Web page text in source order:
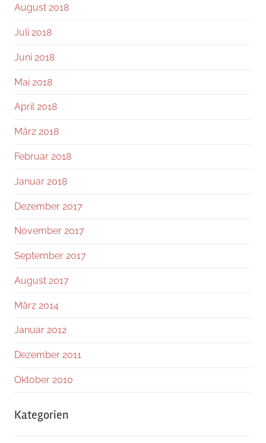
August 2018
Juli 2018
Juni 2018
Mai 2018
April 2018
März 2018
Februar 2018
Januar 2018
Dezember 2017
November 2017
September 2017
August 2017
März 2014
Januar 2012
Dezember 2011
Oktober 2010
Kategorien